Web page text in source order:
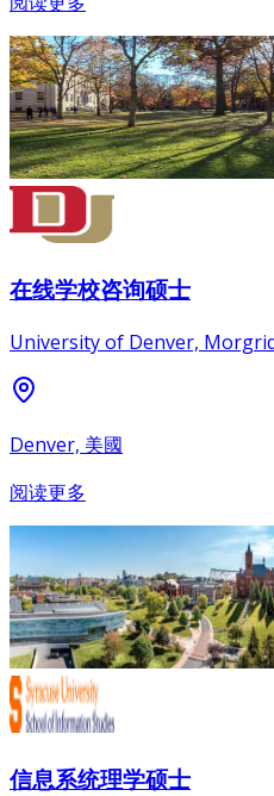
在线学校咨询硕士
University of Denver,
Denver, 美國
阅读更多
信息系统理学硕士